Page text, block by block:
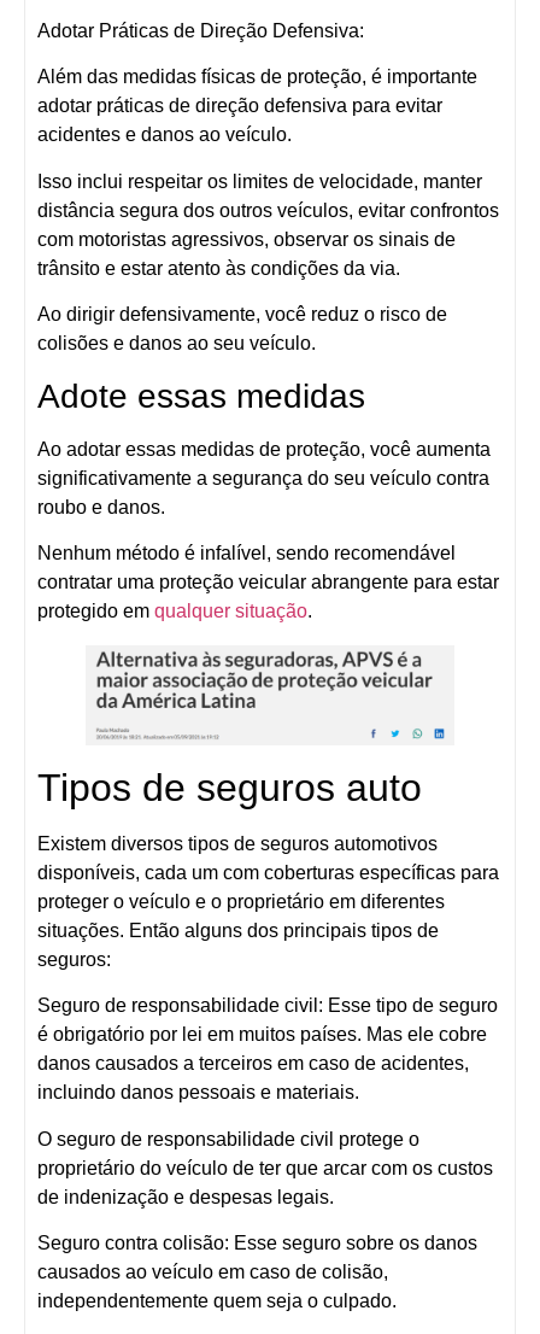
Adotar Práticas de Direção Defensiva:
Além das medidas físicas de proteção, é importante
adotar práticas de direção defensiva para evitar
acidentes e danos ao veículo.
Isso inclui respeitar os limites de velocidade, manter
distância segura dos outros veículos, evitar confrontos
com motoristas agressivos, observar os sinais de
trânsito e estar atento às condições da via.
Ao dirigir defensivamente, você reduz o risco de
colisões e danos ao seu veículo.
Adote essas medidas
Ao adotar essas medidas de proteção, você aumenta
significativamente a segurança do seu veículo contra
roubo e danos.
Nenhum método é infalível, sendo recomendável
contratar uma proteção veicular abrangente para estar
protegido em qualquer situação.
Tipos de seguros auto
Existem diversos tipos de seguros automotivos
disponíveis, cada um com coberturas específicas para
proteger o veículo e o proprietário em diferentes
situações. Então alguns dos principais tipos de
seguros:
Seguro de responsabilidade civil: Esse tipo de seguro
é obrigatório por lei em muitos países. Mas ele cobre
danos causados a terceiros em caso de acidentes,
incluindo danos pessoais e materiais.
O seguro de responsabilidade civil protege o
proprietário do veículo de ter que arcar com os custos
de indenização e despesas legais.
Seguro contra colisão: Esse seguro sobre os danos
causados ao veículo em caso de colisão,
independentemente quem seja o culpado.